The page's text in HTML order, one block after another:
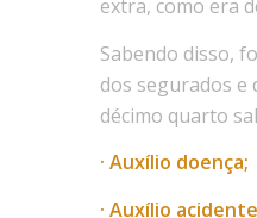
extra, como era
Sabendo disso,
dos segurados e
décimo quarto
· Auxílio doença;
· Auxílio